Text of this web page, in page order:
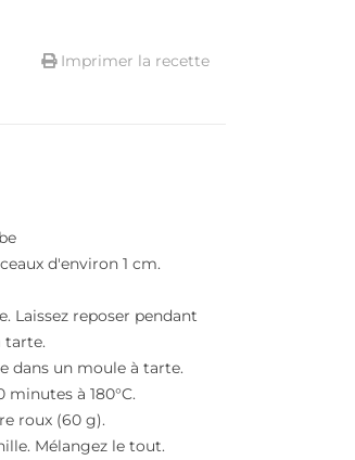
Imprimer la recette
d'environ 1 cm.
Laissez reposer pendant
tarte.
dans un moule à tarte.
à 180°C.
roux (60 g).
Mélangez le tout.